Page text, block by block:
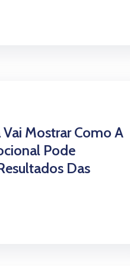
Mostrar Como A
Pode
Das